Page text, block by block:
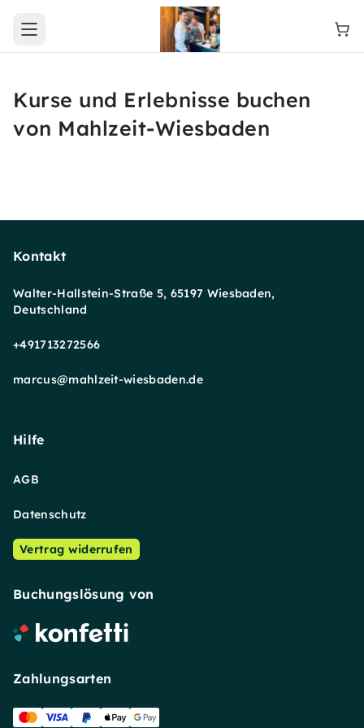
Open main menu
Kurse und Erlebnisse buchen
von Mahlzeit-Wiesbaden
Kontakt
Walter-Hallstein-Straße 5, 65197 Wiesbaden,
Deutschland
+491713272566
marcus@mahlzeit-wiesbaden.de
Hilfe
AGB
Datenschutz
Vertrag widerrufen
Buchungslösung von
Zahlungsarten